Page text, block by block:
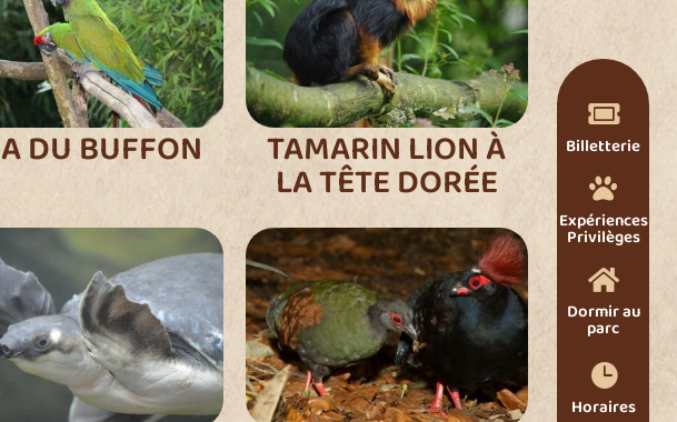

Billetterie

Expériences
Privilèges

Dormir au
parc

Horaires
DU BUFFON TAMARIN LION À
LA TÊTE DORÉE